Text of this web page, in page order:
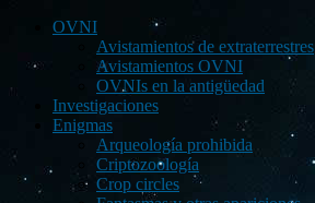
OVNI
Avistamientos de extraterrestres
Avistamientos OVNI
OVNIs en la antigüedad
Investigaciones
Enigmas
Arqueología prohibida
Criptozoología
Crop circles